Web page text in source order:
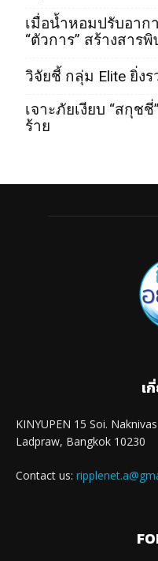
เมื่อน้ำหอมปรับอาก
“ตัวการ” สร้างสารพิ
วิจัยชี้ กลุ่ม Elite ยิ่งร
เจาะภัยเงียบ “สกุช
ร้าย
เ
KINYUPEN 15 Soi.
Ladpraw, Bangkok 10230
Contact us: